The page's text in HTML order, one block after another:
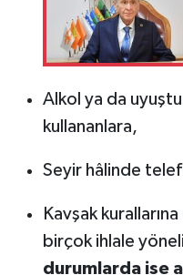
Alkol ya da
kullananlara,
Seyir hâlinde
Kavşak
birçok ihlale
durumlarda ise